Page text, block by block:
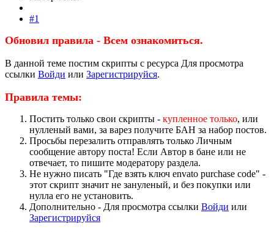
#1
Обновил правила - Всем ознакомиться.
В данной теме постим скрипты с ресурса Для просмотра
ссылки Войди или Зарегистрируйся.
Правила темы:
Постить только свои скрипты - купленное только, или
нулленый вами, за варез получите БАН за набор постов.
Просьбы перезалить отправлять только Личным
сообщение автору поста! Если Автор в бане или не
отвечает, то пишите модератору раздела.
Не нужно писать "Где взять ключ envato purchase code" -
этот скрипт значит не зануленый, и без покупки или
нулла его не установить.
Дополнительно - Для просмотра ссылки Войди или
Зарегистрируйся